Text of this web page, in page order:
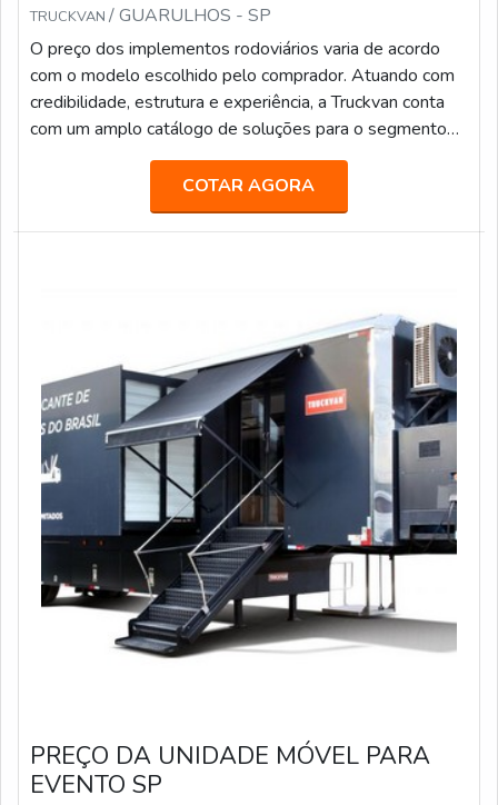
TRUCKVAN / GUARULHOS - SP
O preço dos implementos rodoviários varia de acordo
com o modelo escolhido pelo comprador. Atuando com
credibilidade, estrutura e experiência, a Truckvan conta
com um amplo catálogo de soluções para o segmento
de transporte de pesados, tais como: Transporte de
valores; Semirreboque, bitrem e rodotrem sider; Piso
móvel; Linha Graneleira; Inloader; Furgão; Carroceria para
transporte de bebidas; Carga seca; Entre outros.Fundada
COTAR AGORA
PREÇO DA UNIDADE MÓVEL PARA
EVENTO SP